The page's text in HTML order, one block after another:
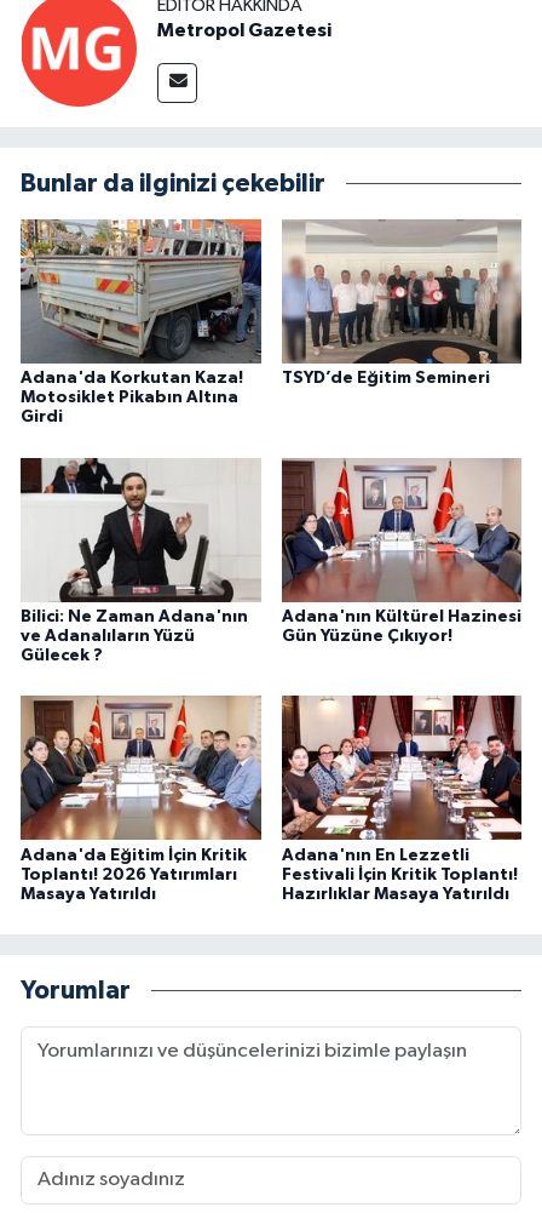
EDITÖR HAKKINDA
Metropol Gazetesi
Bunlar da ilginizi çekebilir
Adana'da Korkutan Kaza!
Motosiklet Pikabın Altına
Girdi
TSYD’de Eğitim Semineri
Bilici: Ne Zaman Adana'nın
ve Adanalıların Yüzü
Gülecek ?
Adana'nın Kültürel Hazinesi
Gün Yüzüne Çıkıyor!
Adana'da Eğitim İçin Kritik
Toplantı! 2026 Yatırımları
Masaya Yatırıldı
Adana'nın En Lezzetli
Festivali İçin Kritik Toplantı!
Hazırlıklar Masaya Yatırıldı
Yorumlar